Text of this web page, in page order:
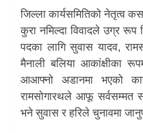
जिल्ला कार्यसमितिको नेतृत्व
कुरा नमिल्दा विवादले उग्र
पदका लागि सुवास यादव,
मैनाली बलिया आकांक्षीका
आआफ्नो अडानमा भएको
रामसोगारथले आफू सर्वसम्मत
भने सुवास र हरिले चुनावमा